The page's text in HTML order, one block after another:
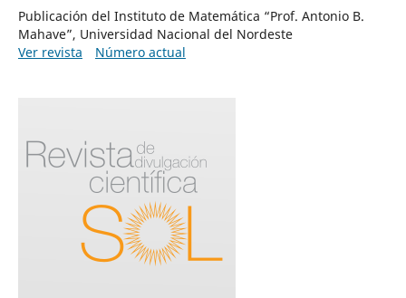
Publicación del Instituto de Matemática “Prof. Antonio B.
Mahave”, Universidad Nacional del Nordeste
Ver revista
Número actual